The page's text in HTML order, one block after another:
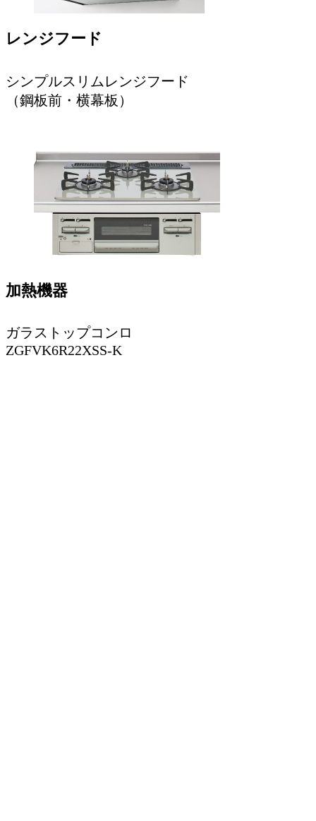
レンジフード
シンプルスリムレンジフード
（鋼板前・横幕板）
加熱機器
ガラストップコンロ
ZGFVK6R22XSS-K